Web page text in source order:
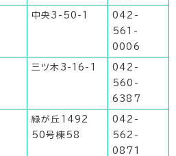
中央3-50-1
042-
561-
0006
三ツ木3-16-1
042-
560-
6387
緑が丘1492
50号棟58
042-
562-
0871